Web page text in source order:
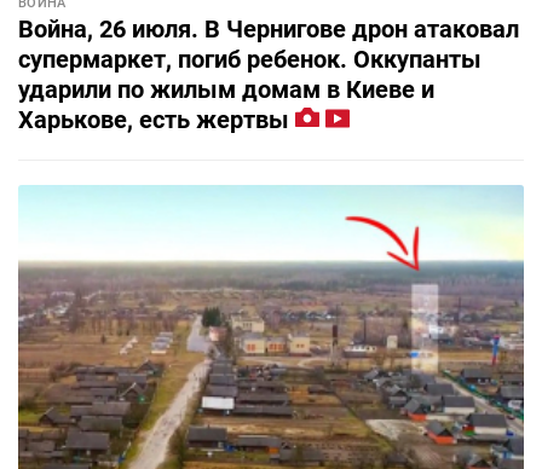
Война, 26 июля. В Чернигове дрон атаковал
супермаркет, погиб ребенок. Оккупанты
ударили по жилым домам в Киеве и
Харькове, есть жертвы